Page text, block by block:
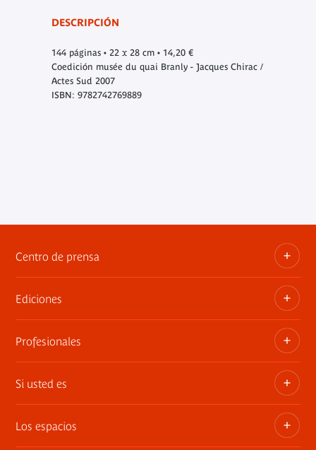
DESCRIPCIÓN
144 páginas • 22 x 28 cm • 14,20 €
Coedición musée du quai Branly - Jacques Chirac /
Actes Sud 2007
ISBN: 9782742769889
Centro de prensa
Dosieres, comunicados de prensa, anuncios de
exposiciones
Ediciones
Las publicaciones del museo
Profesionales
Privatiza los espacios
Exposiciones itinerantes
Si usted es
Socio
Los espacios